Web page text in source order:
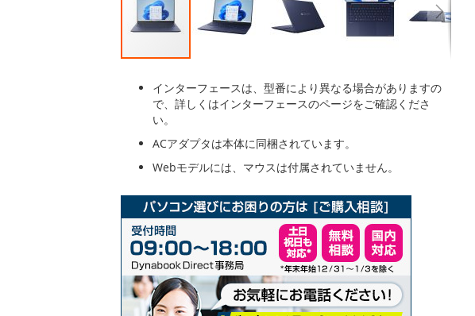
ー
初
に
移
動
インターフェースは、型番により異なる場合がありますの
で、詳しくはインターフェースのページをご確認くださ
い。
ACアダプタは本体に同梱されています。
Webモデルには、マウスは付属されていません。